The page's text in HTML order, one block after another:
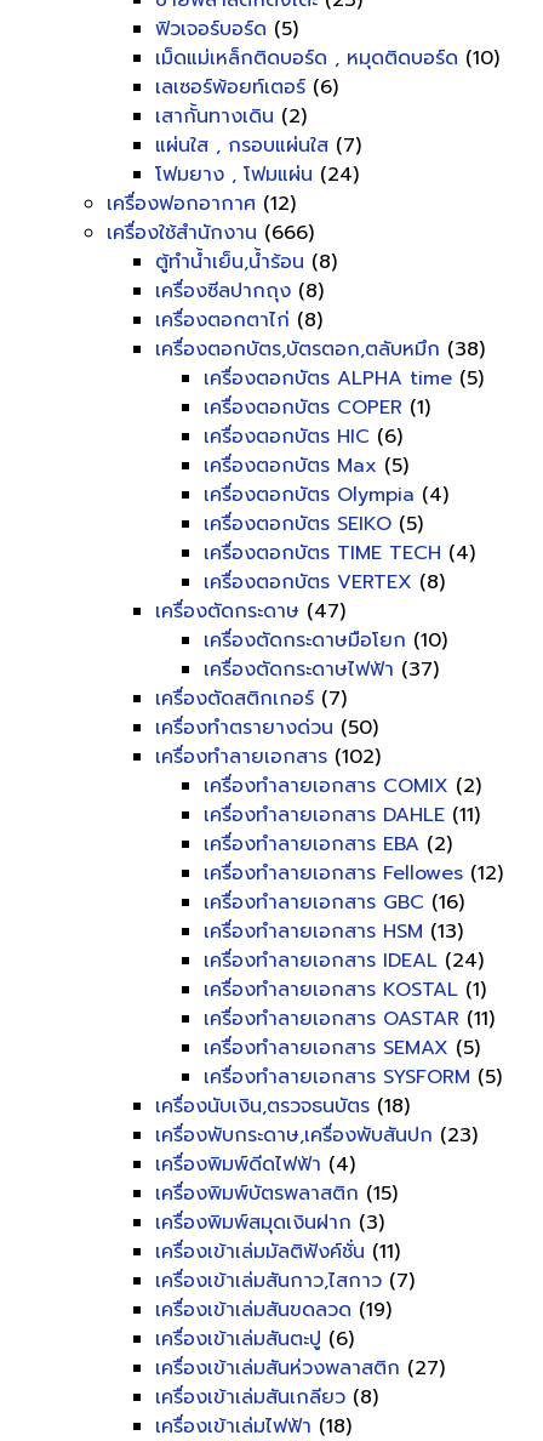
ฟิวเจอร์บอร์ด (5)
เม็ดแม่เหล็กติดบอร์ด , หมุดติดบอร์ด (10)
เลเซอร์พ้อยท์เตอร์ (6)
เสากั้นทางเดิน (2)
แผ่นใส , กรอบแผ่นใส (7)
โฟมยาง , โฟมแผ่น (24)
เครื่องฟอกอากาศ (12)
เครื่องใช้สำนักงาน (666)
ตู้ทำน้ำเย็น,น้ำร้อน (8)
เครื่องซีลปากถุง (8)
เครื่องตอกตาไก่ (8)
เครื่องตอกบัตร,บัตรตอก,ตลับหมึก (38)
เครื่องตอกบัตร ALPHA time (5)
เครื่องตอกบัตร COPER (1)
เครื่องตอกบัตร HIC (6)
เครื่องตอกบัตร Max (5)
เครื่องตอกบัตร Olympia (4)
เครื่องตอกบัตร SEIKO (5)
เครื่องตอกบัตร TIME TECH (4)
เครื่องตอกบัตร VERTEX (8)
เครื่องตัดกระดาษ (47)
เครื่องตัดกระดาษมือโยก (10)
เครื่องตัดกระดาษไฟฟ้า (37)
เครื่องตัดสติกเกอร์ (7)
เครื่องทำตรายางด่วน (50)
เครื่องทำลายเอกสาร (102)
เครื่องทำลายเอกสาร COMIX (2)
เครื่องทำลายเอกสาร DAHLE (11)
เครื่องทำลายเอกสาร EBA (2)
เครื่องทำลายเอกสาร Fellowes (12)
เครื่องทำลายเอกสาร GBC (16)
เครื่องทำลายเอกสาร HSM (13)
เครื่องทำลายเอกสาร IDEAL (24)
เครื่องทำลายเอกสาร KOSTAL (1)
เครื่องทำลายเอกสาร OASTAR (11)
เครื่องทำลายเอกสาร SEMAX (5)
เครื่องทำลายเอกสาร SYSFORM (5)
เครื่องนับเงิน,ตรวจธนบัตร (18)
เครื่องพับกระดาษ,เครื่องพับสันปก (23)
เครื่องพิมพ์ดีดไฟฟ้า (4)
เครื่องพิมพ์บัตรพลาสติก (15)
เครื่องพิมพ์สมุดเงินฝาก (3)
เครื่องเข้าเล่มมัลติฟังค์ชั่น (11)
เครื่องเข้าเล่มสันกาว,ไสกาว (7)
เครื่องเข้าเล่มสันขดลวด (19)
เครื่องเข้าเล่มสันตะปู (6)
เครื่องเข้าเล่มสันห่วงพลาสติก (27)
เครื่องเข้าเล่มสันเกลียว (8)
เครื่องเข้าเล่มไฟฟ้า (18)